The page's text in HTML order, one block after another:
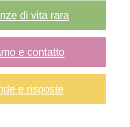
di vita rara
e contatto
e risposte